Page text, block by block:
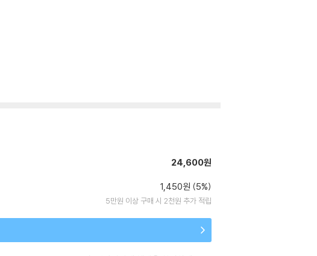
24,600원
1,450원 (5%)
5만원 이상 구매 시 2천원 추가 적립